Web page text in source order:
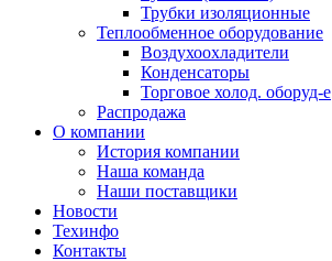
Трубки изоляционные
Теплообменное оборудование
Воздухоохладители
Конденсаторы
Торговое холод. оборуд-е
Распродажа
О компании
История компании
Наша команда
Наши поставщики
Новости
Техинфо
Контакты